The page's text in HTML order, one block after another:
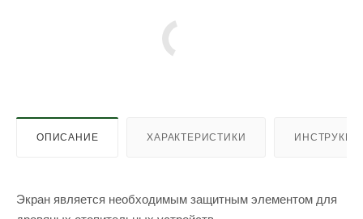
ОПИСАНИЕ ХАРАКТЕРИСТИКИ
Экран является необходимым защитным элементом для